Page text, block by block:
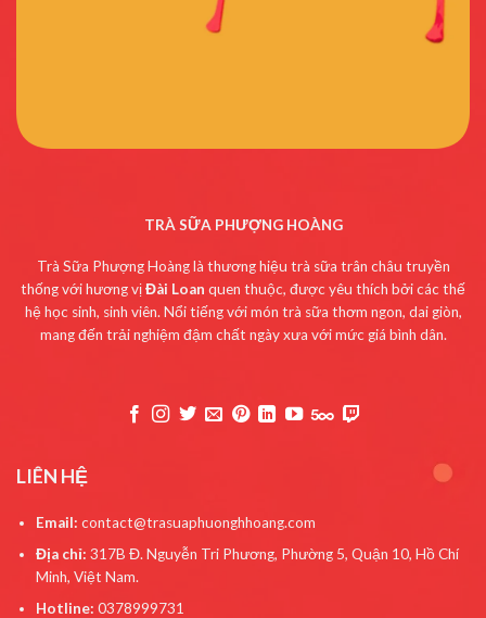
TRÀ SỮA PHƯỢNG HOÀNG
Trà Sữa Phượng Hoàng là thương hiệu trà sữa trân châu truyền
thống với hương vịĐài Loan quen thuộc, được yêu thích bởi các thế
hệ học sinh, sinh viên. Nổi tiếng với món trà sữa thơm ngon, dai giòn,
mang đến trải nghiệm đậm chất ngày xưa với mức giá bình dân.
LIÊN HỆ
Email: contact@trasuaphuonghhoang.com
Địa chỉ: 317B Đ. Nguyễn Tri Phương, Phường 5, Quận 10, Hồ Chí
Minh, Việt Nam.
Hotline: 0378999731